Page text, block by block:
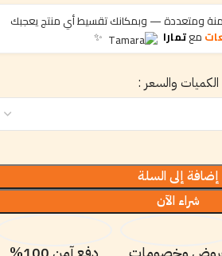
ومتعددة — وبمكانك تقسيط أي منتج يعجبك
معتمارا
✨
الكميات والسعر :
إضافة إلى السلة
شراء الآن